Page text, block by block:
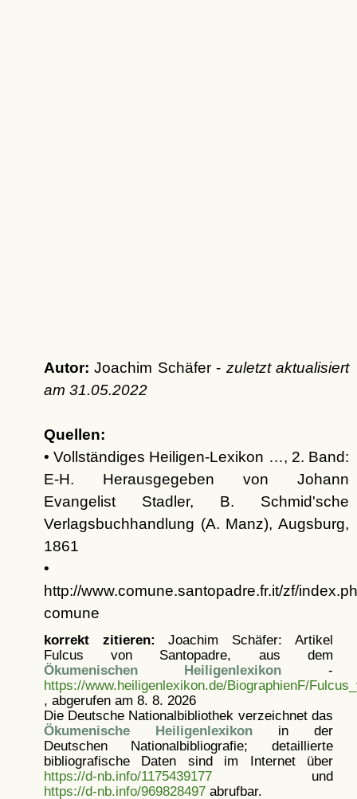
Autor: Joachim Schäfer - zuletzt aktualisiert
am 31.05.2022
Quellen:
• Vollständiges Heiligen-Lexikon …, 2. Band:
E-H. Herausgegeben von Johann
Evangelist Stadler, B. Schmid'sche
Verlagsbuchhandlung (A. Manz), Augsburg,
1861
•
http://www.comune.santopadre.fr.it/zf/
comune
korrekt zitieren: Joachim Schäfer: Artikel
Fulcus von Santopadre, aus dem
Ökumenischen Heiligenlexikon -
https://www.heiligenlexikon.de/BiographienF/
, abgerufen am 8. 8. 2026
Die Deutsche Nationalbibliothek verzeichnet das
Ökumenische Heiligenlexikonin der
Deutschen Nationalbibliografie; detaillierte
bibliografische Daten sind im Internet über
https://d-nb.info/1175439177und
https://d-nb.info/969828497abrufbar.